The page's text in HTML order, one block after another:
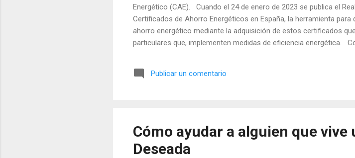
Energético (CAE). Cuando el 24 de enero de 2023 se publica el
Certificados de Ahorro Energéticos en España, la herramienta
ahorro energético mediante la adquisición de estos certificados
particulares que, implementen medidas de eficiencia energética.
Real Decreto-Ley 23/2020, de 23 de junio, creó el sistema
cual anualmente se asigna a las empresas comercializadoras de
Publicar un comentario
Cómo ayudar a alguien que vive
Deseada